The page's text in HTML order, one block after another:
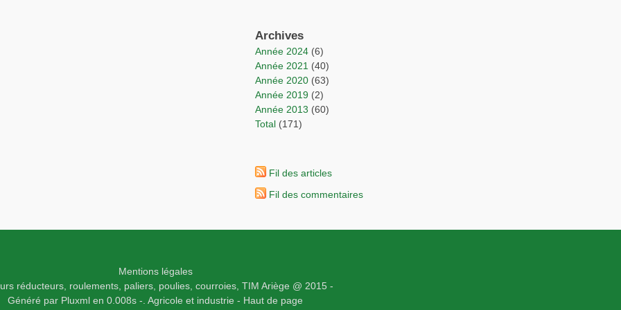
Archives
année 2024 (6)
année 2021 (40)
année 2020 (63)
année 2019 (2)
année 2013 (60)
total (171)
Fil des articles
Fil des commentaires
Mentions légales
réducteurs, roulements, paliers, poulies, courroies, TIM Ariège @ 2015 -
Généré par Pluxml en 0.008s -. Agricole et industrie - Haut de page